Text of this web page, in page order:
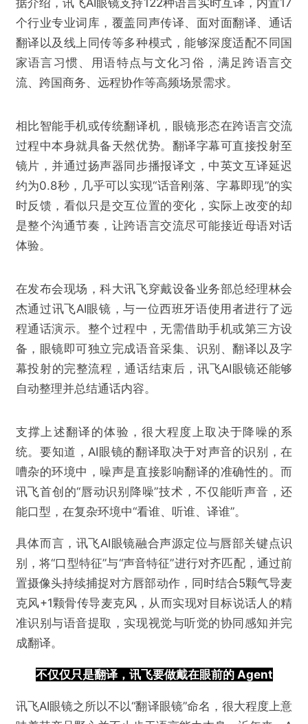
译了
据介绍，讯飞AI眼镜支持122种语言实时互译，内置17
个行业专业词库，覆盖同声传译、面对面翻译、通话
翻译以及线上同传等多种模式，能够深度适配不同国
家语言习惯、用语特点与文化习俗，满足跨语言交
流、跨国商务、远程协作等高频场景需求。
相比智能手机或传统翻译机，眼镜形态在跨语言交流
过程中本身就具备天然优势。翻译字幕可直接投射至
镜片，并通过扬声器同步播报译文，中英文互译延迟
约为0.8秒，几乎可以实现“话音刚落、字幕即现”的实
时反馈，看似只是交互位置的变化，实际上改变的却
是整个沟通节奏，让跨语言交流尽可能接近母语对话
体验。
在发布会现场，科大讯飞穿戴设备业务部总经理林会
杰通过讯飞AI眼镜，与一位西班牙语使用者进行了远
程通话演示。整个过程中，无需借助手机或第三方设
备，眼镜即可独立完成语音采集、识别、翻译以及字
幕投射的完整流程，通话结束后，讯飞AI眼镜还能够
自动整理并总结通话内容。
支撑上述翻译的体验，很大程度上取决于降噪的系
统。要知道，AI眼镜的翻译取决于对声音的识别，在
嘈杂的环境中，噪声是直接影响翻译的准确性的。而
讯飞首创的“唇动识别降噪”技术，不仅能听声音，还
能口型，在复杂环境中“看谁、听谁、译谁”。
具体而言，讯飞AI眼镜融合声源定位与唇部关键点识
别，将“口型特征”与“声音特征”进行对齐匹配，通过前
置摄像头持续捕捉对方唇部动作，同时结合5颗气导麦
克风+1颗骨传导麦克风，从而实现对目标说话人的精
准识别与语音提取，实现视觉与听觉的协同感知并完
成翻译。
不仅仅只是​翻译，​ 讯飞要做戴在眼前的 Agent
讯飞AI眼镜之所以不以“翻译眼镜”命名，很大程度上意